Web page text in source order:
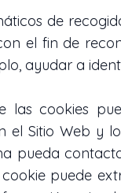
de
el fin de
ayudar a
cookies
Sitio Web y
pueda
puede